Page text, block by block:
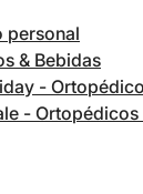
personal
& Bebidas
-
- Ortopédicos